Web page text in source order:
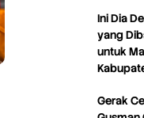
Ini Dia
yang
untuk
Gerak